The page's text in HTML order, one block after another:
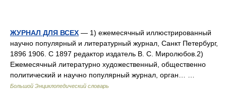
ЖУРНАЛ ДЛЯ ВСЕХ — 1) ежемесячный иллюстрированный
научно популярный и литературный журнал, Cанкт Петербург,
1896 1906. С 1897 редактор издатель В. С. Миролюбов.2)
Ежемесячный литературно художественный, общественно
политический и научно популярный журнал, орган… …
Большой Энциклопедический словарь